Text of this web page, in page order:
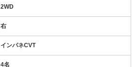
2WD
右
インパネCVT
4名